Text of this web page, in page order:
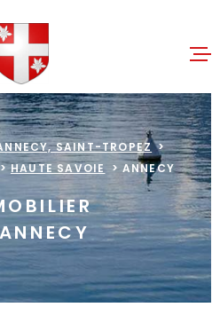
ACCUEIL
VENTES
NOTRE
SAINT-TROPEZ
HAUTE SAVOIE ANNECY